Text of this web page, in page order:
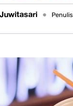
• Penulis